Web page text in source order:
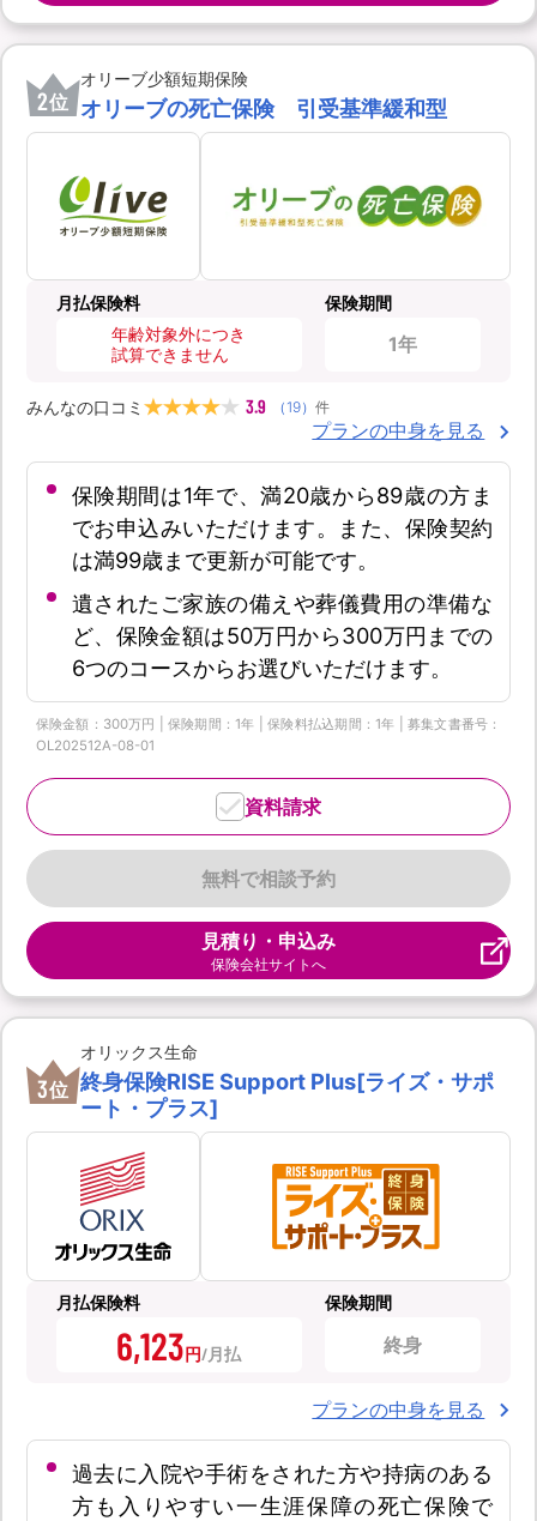
2位
オリーブ少額短期保険
オリーブの死亡保険 引受基準緩和型
月払保険料
年齢対象外につき
試算できません
保険期間
1年
みんなの口コミ 3.9 （ 19） 件
プランの中身を見る
保険期間は1年で、満20歳から89歳の方ま
でお申込みいただけます。また、保険契約
は満99歳まで更新が可能です。
遺されたご家族の備えや葬儀費用の準備な
ど、保険金額は50万円から300万円までの
6つのコースからお選びいただけます。
保険金額：300万円 | 保険期間：1年 | 保険料払込期間：1年 | 募集文書番号：
OL202512A-08-01
無料で相談予約
資料請求
見積り・申込み
保険会社サイトへ
3位
オリックス生命
終身保険RISE Support Plus[ライズ・サポ
ート・プラス]
月払保険料
6,123円
保険期間
終身
プランの中身を見る
過去に入院や手術をされた方や持病のある
方も入りやすい一生涯保障の死亡保険で